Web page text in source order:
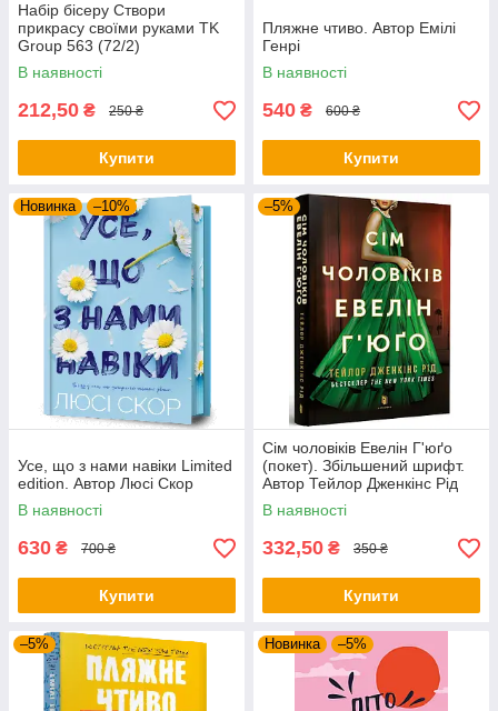
Набір бісеру Створи
прикрасу своїми руками TK
Group 563 (72/2)
В наявності
212,50 ₴ 250 ₴
Купити
Пляжне чтиво. Автор Емілі
Генрі
В наявності
540 ₴ 600 ₴
Купити
Новинка –10%
Усе, що з нами навіки Limited
edition. Автор Люсі Скор
В наявності
630 ₴ 700 ₴
Купити
–5%
Сім чоловіків Евелін Г'юґо
(покет). Збільшений шрифт.
Автор Тейлор Дженкінс Рід
В наявності
332,50 ₴ 350 ₴
Купити
–5% Новинка –5%